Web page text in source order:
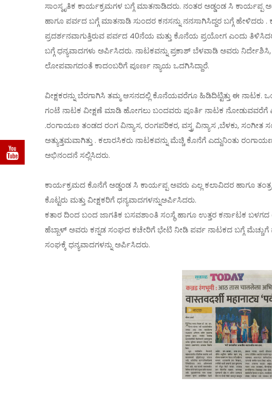
ಸಾಂಸ್ಕೃತಿಕ ಕಾರ್ಯಕ್ರಮಗಳ ಬಗ್ಗೆ ಮಾತನಾಡಿದರು. ನಂತರ ಅಡ್ಡಂಡ ಸಿ ಕಾರ್ಯಪ್ಪ
ಹಾಗೂ ಪರ್ವದ ಬಗ್ಗೆ ಮಾತನಾಡಿ ಸುಂದರ ಕನಸನ್ನು ನನಸಾಗಿಸಿದ್ದರ ಬಗ್ಗೆ ಹೇಳಿದರು
ಪ್ರದರ್ಶನವಾಗುತ್ತಿರುವ ಪರ್ವದ 40ನೆಯ ಮತ್ತು ಕೊನೆಯ ಪ್ರಯೋಗ ಎಂದು
ಬಗ್ಗೆ ಧನ್ಯವಾದಗಳು ಅರ್ಪಿಸಿದರು. ನಾಟಕವನ್ನು ಪ್ರಕಾಶ್ ಬೆಳವಾಡಿ ಅವರು
ಲೋಪವಾಗದಂತೆ ಕಾದಂಬರಿಗೆ ಪೂರ್ಣ ನ್ಯಾಯ ಒದಗಿಸಿದ್ದಾರೆ.
ವೀಕ್ಷಕರನ್ನು ಬೆರಗಾಗಿಸಿ ತಮ್ಮ ಆಸನದಲ್ಲಿ ಕೊನೆಯವರೆಗೂ ಹಿಡಿದಿಟ್ಟಿತ್ತು ಈ ನಾಟಕ.
ಗಂಟೆ ನಾಟಕ ವೀಕ್ಷಣೆ ಮಾಡಿ ಹೋಗಲು ಬಂದವರು ಪೂರ್ತಿ ನಾಟಕ ನೋಡುವವರೆಗೆ
.ರಂಗಾಯಣ ತಂಡದ ರಂಗ ವಿನ್ಯಾಸ, ರಂಗಪರಿಕರ, ವಸ್ತ್ರ ವಿನ್ಯಾಸ ,ಬೆಳಕು,
ಅತ್ಯುತ್ತಮವಾಗಿತ್ತು . ಕಲಾರಸಿಕರು ನಾಟಕವನ್ನು ಮೆಚ್ಚಿ ಕೊನೆಗೆ ಎದ್ದುನಿಂತು
ಅಭಿನಂದನೆ ಸಲ್ಲಿಸಿದರು.
ಕಾರ್ಯಕ್ರಮದ ಕೊನೆಗೆ ಅಡ್ಡಂಡ ಸಿ ಕಾರ್ಯಪ್ಪ ಅವರು ಎಲ್ಲ ಕಲಾವಿದರ ಹಾಗೂ
ಕೊಟ್ಟರು ಮತ್ತು ವೀಕ್ಷಕರಿಗೆ ಧನ್ಯವಾದಗಳನ್ನುಅರ್ಪಿಸಿದರು.
ಕತಾರ ದಿಂದ ಬಂದ ಜಾಗತಿಕ ಬಸವಶಾಂತಿ ಸಂಸ್ಥೆ ಹಾಗೂ ಉತ್ತರ ಕರ್ನಾಟಕ ಬಳಗದ
ಹೆಬ್ಬಾಳ್ ಅವರು ಕನ್ನಡ ಸಂಘದ ಕಚೇರಿಗೆ ಭೇಟಿ ನೀಡಿ ಪರ್ವ ನಾಟಕದ ಬಗ್ಗೆ ಮೆಚ್ಚುಗೆ
ಸಂಘಕ್ಕೆ ಧನ್ಯವಾದಗಳನ್ನು ಅರ್ಪಿಸಿದರು.